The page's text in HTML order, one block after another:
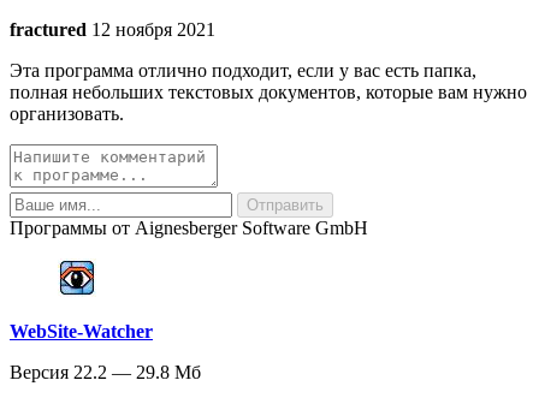
fractured 12 ноября 2021
Эта программа отлично подходит, если у вас есть папка,
полная небольших текстовых документов, которые вам нужно
организовать.
Программы от Aignesberger Software GmbH
WebSite-Watcher
Версия 22.2 — 29.8 Мб